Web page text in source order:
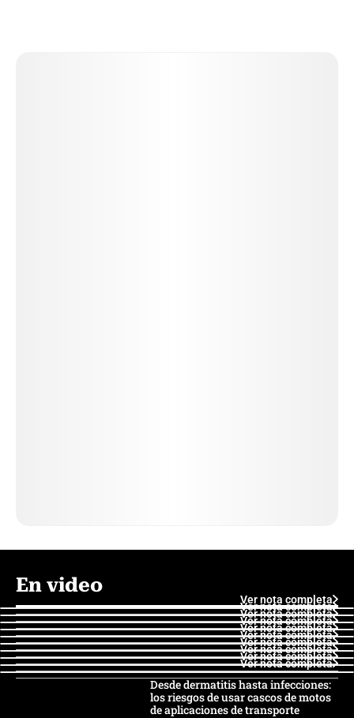
En video
Ver nota completa
Ver nota completa
Ver nota completa
Ver nota completa
Ver nota completa
Ver nota completa
Ver nota completa
Ver nota completa
Ver nota completa
Ver nota completa
Desde dermatitis hasta infecciones:
los riesgos de usar cascos de motos
de aplicaciones de transporte